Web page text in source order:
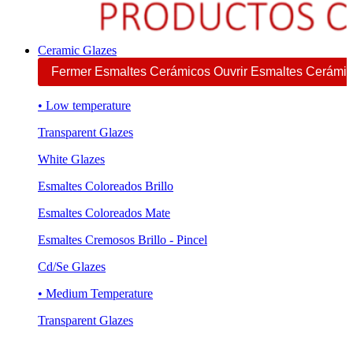
Ceramic Glazes
Fermer Esmaltes Cerámicos Ouvrir Esmaltes
• Low temperature
Transparent Glazes
White Glazes
Esmaltes Coloreados Brillo
Esmaltes Coloreados Mate
Esmaltes Cremosos Brillo - Pincel
Cd/Se Glazes
• Medium Temperature
Transparent Glazes